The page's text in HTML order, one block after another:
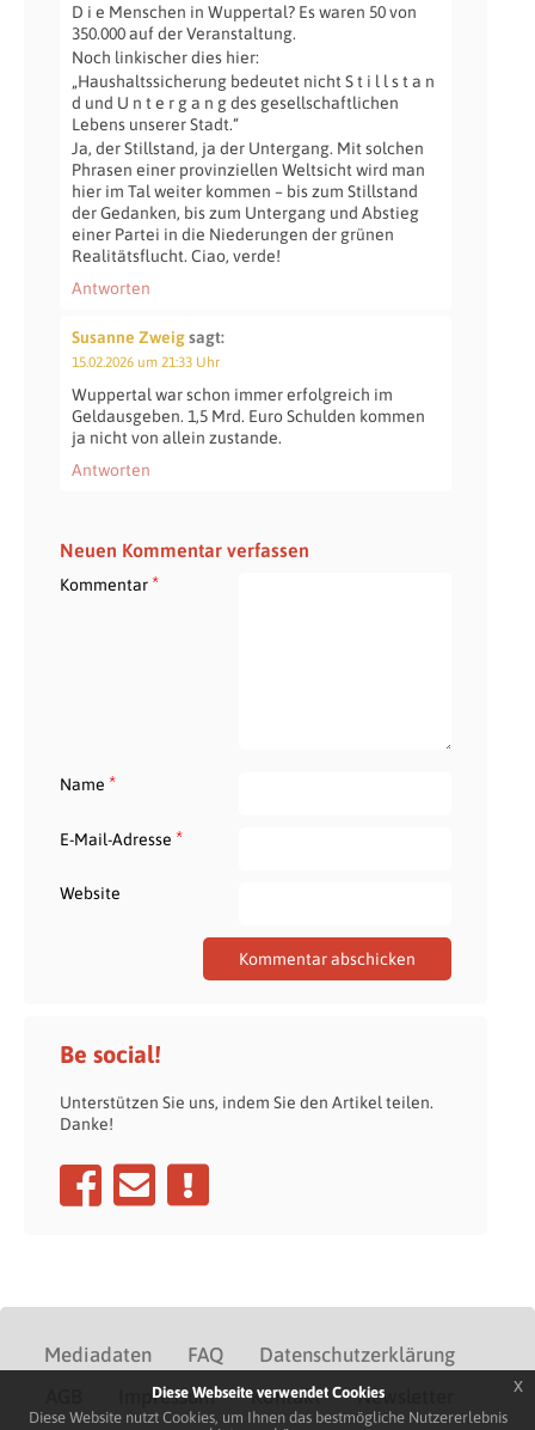
D i e Menschen in Wuppertal? Es waren 50 von
350.000 auf der Veranstaltung.
Noch linkischer dies hier:
„Haushaltssicherung bedeutet nicht S t i l l s t a n
d und U n t e r g a n g des gesellschaftlichen
Lebens unserer Stadt.“
Ja, der Stillstand, ja der Untergang. Mit solchen
Phrasen einer provinziellen Weltsicht wird man
hier im Tal weiter kommen – bis zum Stillstand
der Gedanken, bis zum Untergang und Abstieg
einer Partei in die Niederungen der grünen
Realitätsflucht. Ciao, verde!
Antworten
Susanne Zweigsagt:
15.02.2026 um 21:33 Uhr
Wuppertal war schon immer erfolgreich im
Geldausgeben. 1,5 Mrd. Euro Schulden kommen
ja nicht von allein zustande.
Antworten
Neuen Kommentar verfassen
Kommentar*
Name *
E-Mail-Adresse *
Website
Be social!
Unterstützen Sie uns, indem Sie den Artikel teilen.
Danke!
Mediadaten FAQ
Datenschutzerklärung
Impressum Kontakt Newsletter
Diese Webseite verwendet Cookies
Diese Website nutzt Cookies, um Ihnen das bestmögliche Nutzererlebnis
x